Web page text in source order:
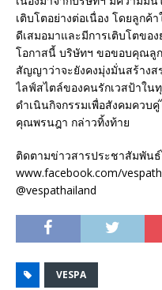
เติบโตอย่างต่อเนื่อง โดยลูกค้
ดีเสมอมาและมีการเติบโตขอ
โอกาสนี้ บริษัทฯ ขอขอบคุณลูก
สัญญาว่าจะยังคงมุ่งมั่นสร้างส
ไลฟ์สไตล์ของคนรักเวสป้าใน
ดำเนินกิจกรรมเพื่อสังคมควบ
คุณพรนฎา กล่าวทิ้งท้าย
ติดตามข่าวสารประชาสัมพันธ์
www.facebook.com/
@vespathailand
VESPA